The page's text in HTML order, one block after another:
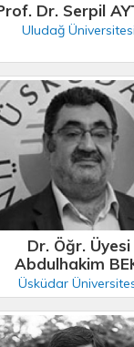
Dr. Serpil
Uludağ Üniversitesi
Dr. Öğr. Üyesi
Abdulhakim
Üsküdar